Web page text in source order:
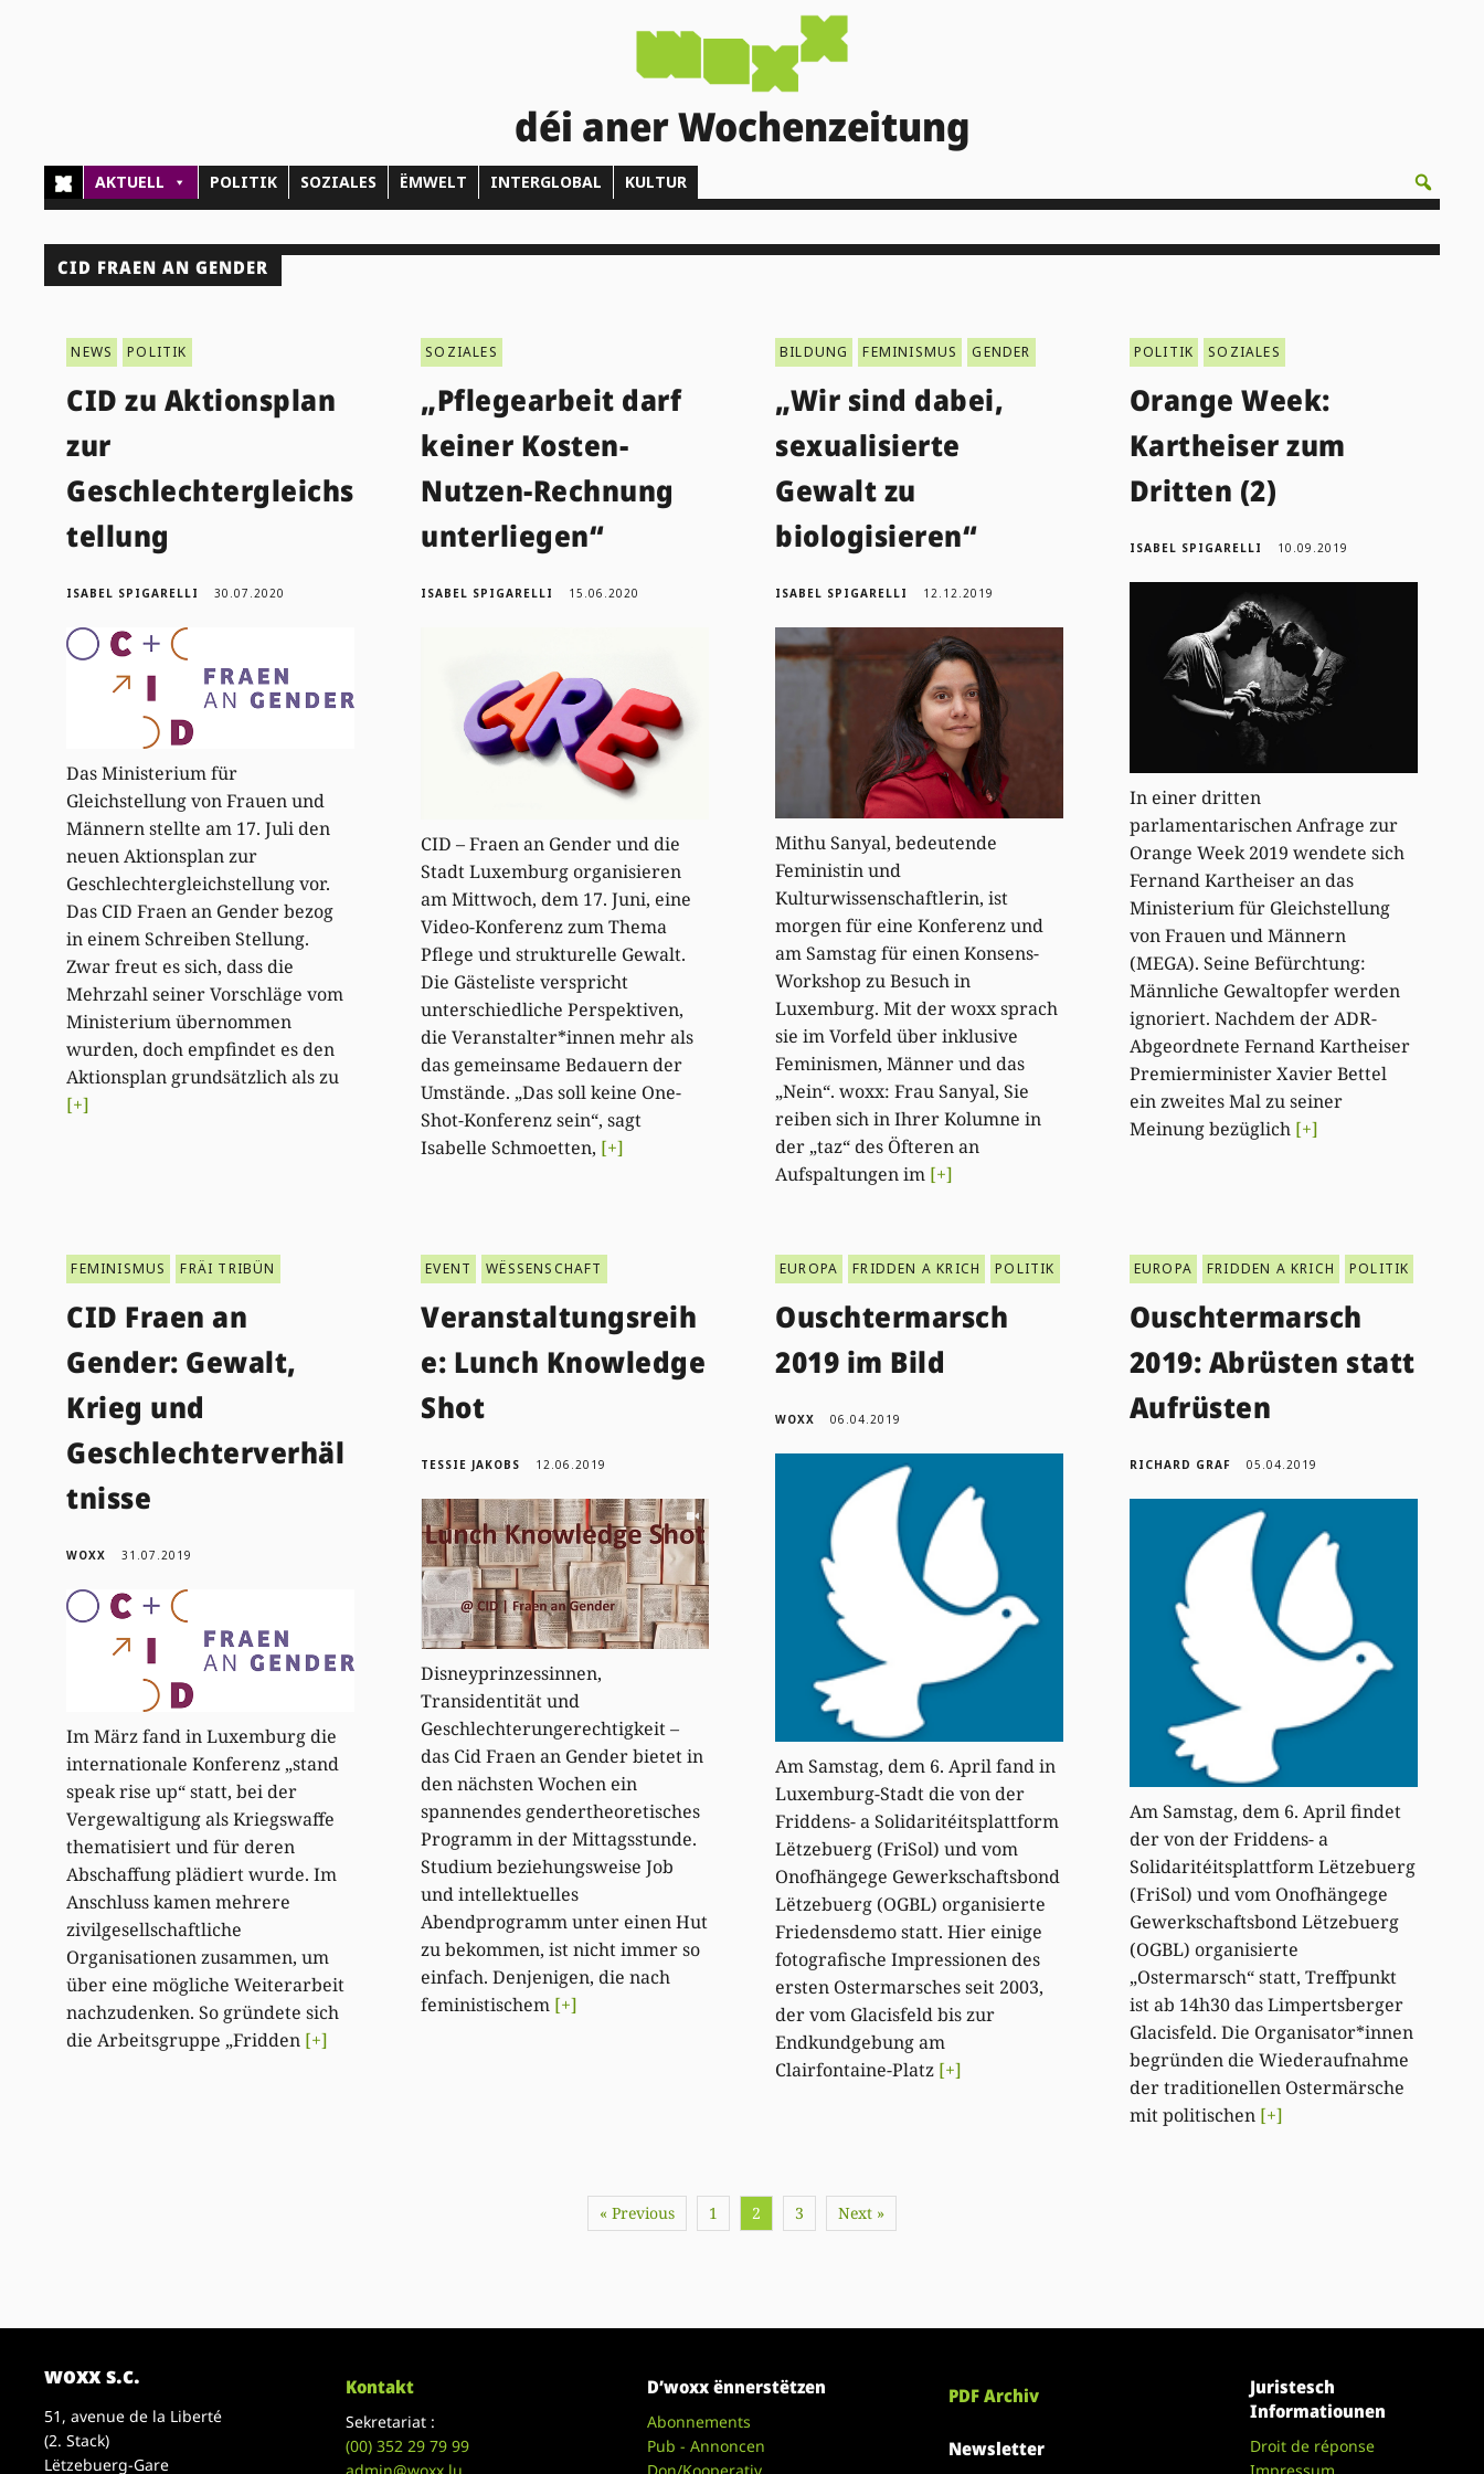
déi aner Wochenzeitung
AKTUELL POLITIK SOZIALES ËMWELT INTERGLOBAL KULTUR
CID FRAEN AN GENDER
NEWS POLITIK
CID zu Aktionsplan
zur
Geschlechtergleichs
tellung
ISABEL SPIGARELLI 30.07.2020
Das Ministerium für
Gleichstellung von Frauen und
Männern stellte am 17. Juli den
neuen Aktionsplan zur
Geschlechtergleichstellung vor.
Das CID Fraen an Gender bezog
in einem Schreiben Stellung.
Zwar freut es sich, dass die
Mehrzahl seiner Vorschläge vom
Ministerium übernommen
wurden, doch empfindet es den
Aktionsplan grundsätzlich als zu
[+]
SOZIALES
„Pflegearbeit darf
keiner Kosten-
Nutzen-Rechnung
unterliegen“
ISABEL SPIGARELLI 15.06.2020
CID – Fraen an Gender und die
Stadt Luxemburg organisieren
am Mittwoch, dem 17. Juni, eine
Video-Konferenz zum Thema
Pflege und strukturelle Gewalt.
Die Gästeliste verspricht
unterschiedliche Perspektiven,
die Veranstalter*innen mehr als
das gemeinsame Bedauern der
Umstände. „Das soll keine One-
Shot-Konferenz sein“, sagt
Isabelle Schmoetten, [+]
BILDUNG FEMINISMUS GENDER
„Wir sind dabei,
sexualisierte
Gewalt zu
biologisieren“
ISABEL SPIGARELLI 12.12.2019
Mithu Sanyal, bedeutende
Feministin und
Kulturwissenschaftlerin, ist
morgen für eine Konferenz und
am Samstag für einen Konsens-
Workshop zu Besuch in
Luxemburg. Mit der woxx sprach
sie im Vorfeld über inklusive
Feminismen, Männer und das
„Nein“. woxx: Frau Sanyal, Sie
reiben sich in Ihrer Kolumne in
der „taz“ des Öfteren an
Aufspaltungen im [+]
POLITIK SOZIALES
Orange Week:
Kartheiser zum
Dritten (2)
ISABEL SPIGARELLI 10.09.2019
In einer dritten
parlamentarischen Anfrage zur
Orange Week 2019 wendete sich
Fernand Kartheiser an das
Ministerium für Gleichstellung
von Frauen und Männern
(MEGA). Seine Befürchtung:
Männliche Gewaltopfer werden
ignoriert. Nachdem der ADR-
Abgeordnete Fernand Kartheiser
Premierminister Xavier Bettel
ein zweites Mal zu seiner
Meinung bezüglich [+]
FEMINISMUS FRÄI TRIBÜN
CID Fraen an
Gender: Gewalt,
Krieg und
Geschlechterverhäl
tnisse
WOXX 31.07.2019
Im März fand in Luxemburg die
internationale Konferenz „stand
speak rise up“ statt, bei der
Vergewaltigung als Kriegswaffe
thematisiert und für deren
Abschaffung plädiert wurde. Im
Anschluss kamen mehrere
zivilgesellschaftliche
Organisationen zusammen, um
über eine mögliche Weiterarbeit
nachzudenken. So gründete sich
die Arbeitsgruppe „Fridden [+]
EVENT WËSSENSCHAFT
Veranstaltungsreih
e: Lunch Knowledge
Shot
TESSIE JAKOBS 12.06.2019
Disneyprinzessinnen,
Transidentität und
Geschlechterungerechtigkeit –
das Cid Fraen an Gender bietet in
den nächsten Wochen ein
spannendes gendertheoretisches
Programm in der Mittagsstunde.
Studium beziehungsweise Job
und intellektuelles
Abendprogramm unter einen Hut
zu bekommen, ist nicht immer so
einfach. Denjenigen, die nach
feministischem [+]
EUROPA FRIDDEN A KRICH POLITIK
Ouschtermarsch
2019 im Bild
WOXX 06.04.2019
Am Samstag, dem 6. April fand in
Luxemburg-Stadt die von der
Friddens- a Solidaritéitsplattform
Lëtzebuerg (FriSol) und vom
Onofhängege Gewerkschaftsbond
Lëtzebuerg (OGBL) organisierte
Friedensdemo statt. Hier einige
fotografische Impressionen des
ersten Ostermarsches seit 2003,
der vom Glacisfeld bis zur
Endkundgebung am
Clairfontaine-Platz [+]
EUROPA FRIDDEN A KRICH POLITIK
Ouschtermarsch
2019: Abrüsten statt
Aufrüsten
RICHARD GRAF 05.04.2019
Am Samstag, dem 6. April findet
der von der Friddens- a
Solidaritéitsplattform Lëtzebuerg
(FriSol) und vom Onofhängege
Gewerkschaftsbond Lëtzebuerg
(OGBL) organisierte
„Ostermarsch“ statt, Treffpunkt
ist ab 14h30 das Limpertsberger
Glacisfeld. Die Organisator*innen
begründen die Wiederaufnahme
der traditionellen Ostermärsche
mit politischen [+]
« Previous 1 2 3 Next »
woxx s.c.
51, avenue de la Liberté
(2. Stack)
Lëtzebuerg-Gare
Kontakt
Sekretariat :
(00)352 29 79 99
D’woxx ënnerstëtzen
Abonnements
Pub - Annoncen
PDF Archiv
Newsletter
Juristesch
Informatiounen
Droit de réponse